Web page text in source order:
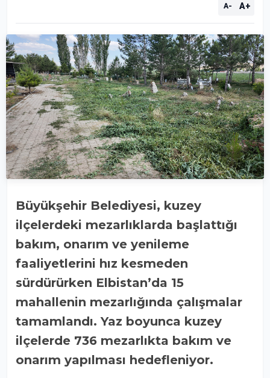
A- A+
Büyükşehir Belediyesi, kuzey
ilçelerdeki mezarlıklarda başlattığı
bakım, onarım ve yenileme
faaliyetlerini hız kesmeden
sürdürürken Elbistan’da 15
mahallenin mezarlığında çalışmalar
tamamlandı. Yaz boyunca kuzey
ilçelerde 736 mezarlıkta bakım ve
onarım yapılması hedefleniyor.